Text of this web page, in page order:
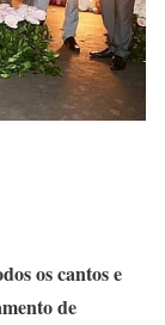
os cantos e
de